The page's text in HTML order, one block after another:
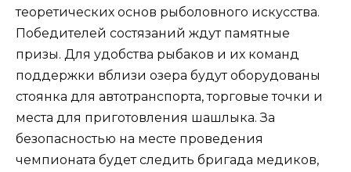
теоретических основ рыболовного искусства.
Победителей состязаний ждут памятные
призы. Для удобства рыбаков и их команд
поддержки вблизи озера будут оборудованы
стоянка для автотранспорта, торговые точки и
места для приготовления шашлыка. За
безопасностью на месте проведения
чемпионата будет следить бригада медиков,